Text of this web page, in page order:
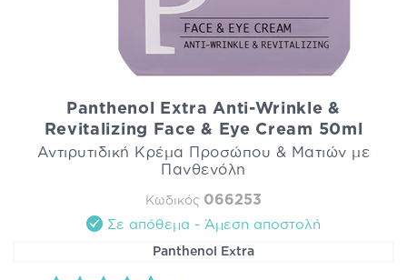
Panthenol Extra Anti-Wrinkle &
Revitalizing Face & Eye Cream 50ml
Αντιρυτιδική Κρέμα Προσώπου & Ματιών με
Πανθενόλη
Κωδικός 066253
Σε απόθεμα - Άμεση αποστολή
Panthenol Extra